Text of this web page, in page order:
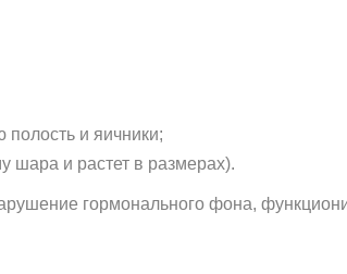
и яичники;
шара и растет в размерах).
гормонального фона,